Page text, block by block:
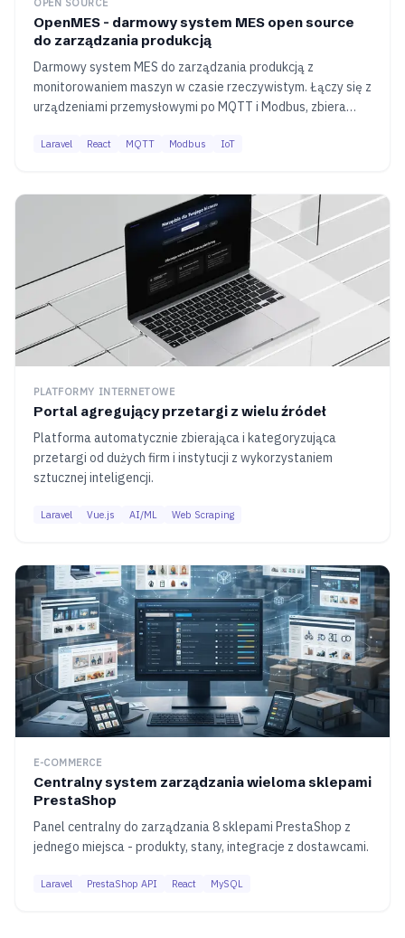
OPEN SOURCE
OpenMES - darmowy system MES open source
do zarządzania produkcją
Darmowy system MES do zarządzania produkcją z
monitorowaniem maszyn w czasie rzeczywistym. Łączy się z
urządzeniami przemysłowymi po MQTT i Modbus, zbiera
dostępny na GitHubie.
Laravel React MQTT Modbus IoT
PLATFORMY INTERNETOWE
Portal agregujący przetargi z wielu źródeł
Platforma automatycznie zbierająca i kategoryzująca
przetargi od dużych firm i instytucji z wykorzystaniem
sztucznej inteligencji.
Laravel Vue.js AI/ML Web Scraping
E-COMMERCE
Centralny system zarządzania wieloma sklepami
PrestaShop
Panel centralny do zarządzania 8 sklepami PrestaShop z
jednego miejsca - produkty, stany, integracje z dostawcami.
Laravel PrestaShop API React MySQL